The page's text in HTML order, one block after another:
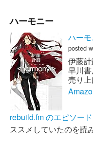
ハーモニー
ハー
posted
伊藤
早川
売り
rebuild.fm のエピソー
ススメしていたのを読